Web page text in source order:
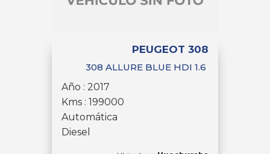
PEUGEOT 308
308 ALLURE BLUE HDI 1.6
Año : 2017
Kms : 199000
Automática
Diesel